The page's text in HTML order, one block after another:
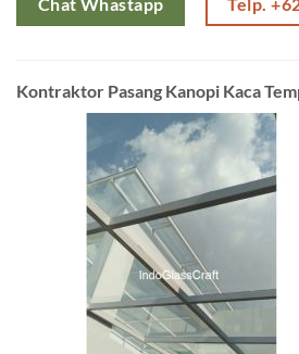
Chat Whastapp
Kontraktor Pasang Kanopi Kaca